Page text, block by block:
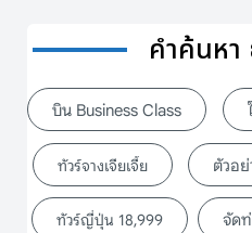
คำค้นห
บิน Business Class
ทัวร์จางเจียเจี้ย ตัวอย่
ทัวร์ญี่ปุ่น 18,999 จัด